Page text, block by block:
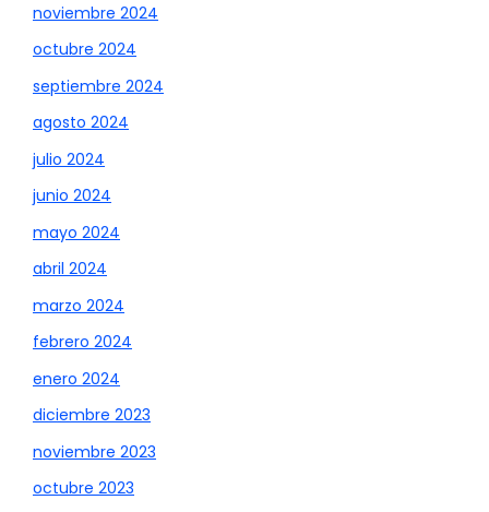
noviembre 2024
octubre 2024
septiembre 2024
agosto 2024
julio 2024
junio 2024
mayo 2024
abril 2024
marzo 2024
febrero 2024
enero 2024
diciembre 2023
noviembre 2023
octubre 2023